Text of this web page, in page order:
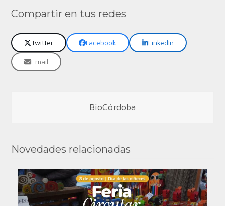
Compartir en tus redes
Twitter Facebook LinkedIn
Email
BioCórdoba
Novedades relacionadas